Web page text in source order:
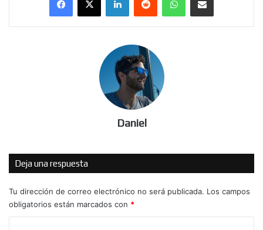
Daniel
Deja una respuesta
Tu dirección de correo electrónico no será publicada. Los campos
obligatorios están marcados con *